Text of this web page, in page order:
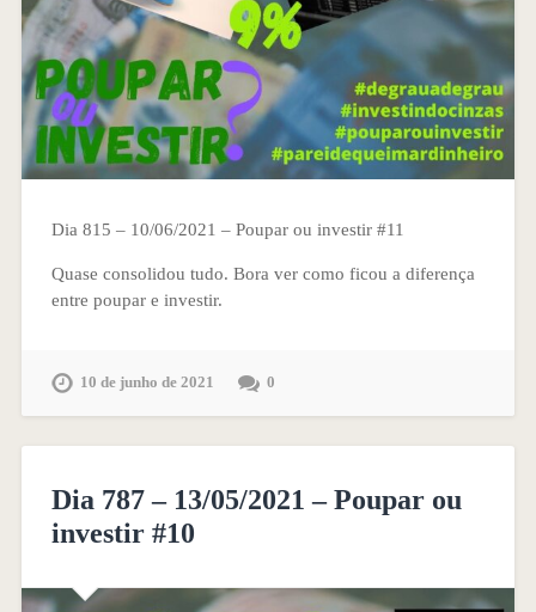
Dia 815 – 10/06/2021 – Poupar ou investir #11
Quase consolidou tudo. Bora ver como ficou a diferença
entre poupar e investir.
10 de junho de 2021 0
Dia 787 – 13/05/2021 – Poupar ou
investir #10